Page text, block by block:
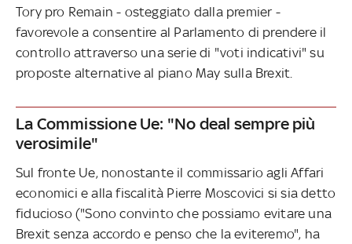
Tory pro Remain - osteggiato dalla premier -
favorevole a consentire al Parlamento di prendere il
controllo attraverso una serie di "voti indicativi" su
proposte alternative al piano May sulla Brexit.
La Commissione Ue: "No deal sempre più
verosimile"
Sul fronte Ue, nonostante il commissario agli Affari
economici e alla fiscalità Pierre Moscovici si sia detto
fiducioso ("Sono convinto che possiamo evitare una
Brexit senza accordo e penso che la eviteremo", ha